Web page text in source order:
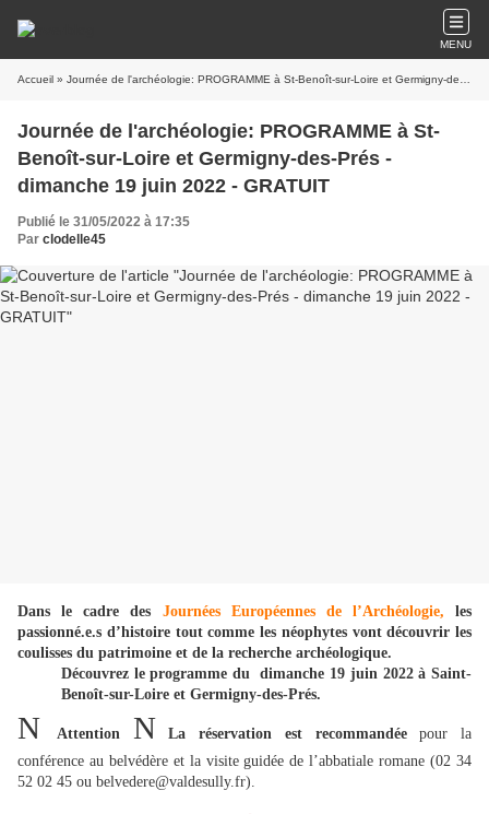
MENU
Accueil » Journée de l'archéologie: PROGRAMME à St-Benoît-sur-Loire et Germigny-des-Prés - dimanche 19 juin 2022 - GRATUIT
Journée de l'archéologie: PROGRAMME à St-
Benoît-sur-Loire et Germigny-des-Prés -
dimanche 19 juin 2022 - GRATUIT
Publié le 31/05/2022 à 17:35
Par clodelle45
Dans le cadre des Journées Européennes de l’Archéologie, les
passionné.e.s d’histoire tout comme les néophytes vont découvrir les
coulisses du patrimoine et de la recherche archéologique.
Découvrez le programme du dimanche 19 juin 2022 à Saint-
Benoît-sur-Loire et Germigny-des-Prés.
N Attention N La réservation est recommandéepour la
conférence au belvédère et la visite guidée de l’abbatiale romane (02 34
52 02 45 ou belvedere@valdesully.fr).